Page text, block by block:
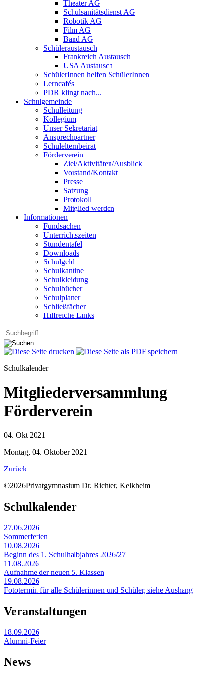
Theater AG
Schulsanitätsdienst AG
Robotik AG
Film AG
Band AG
Schüleraustausch
Frankreich Austausch
USA Austausch
SchülerInnen helfen SchülerInnen
Lerncafés
PDR klingt nach...
Schulgemeinde
Schulleitung
Kollegium
Unser Sekretariat
Ansprechpartner
Schulelternbeirat
Förderverein
Ziel/Aktivitäten/Ausblick
Vorstand/Kontakt
Presse
Satzung
Protokoll
Mitglied werden
Informationen
Fundsachen
Unterrichtszeiten
Stundentafel
Downloads
Schulgeld
Schulkantine
Schulkleidung
Schulbücher
Schulplaner
Schließfächer
Hilfreiche Links
Schulkalender
Mitgliederversammlung
Förderverein
04. Okt 2021
Montag, 04. Oktober 2021
Zurück
©2026Privatgymnasium Dr. Richter, Kelkheim
Schulkalender
27.06.2026
Sommerferien
10.08.2026
Beginn des 1. Schulhalbjahres 2026/27
11.08.2026
Aufnahme der neuen 5. Klassen
19.08.2026
Fototermin für alle Schülerinnen und Schüler, siehe Aushang
Veranstaltungen
18.09.2026
Alumni-Feier
News